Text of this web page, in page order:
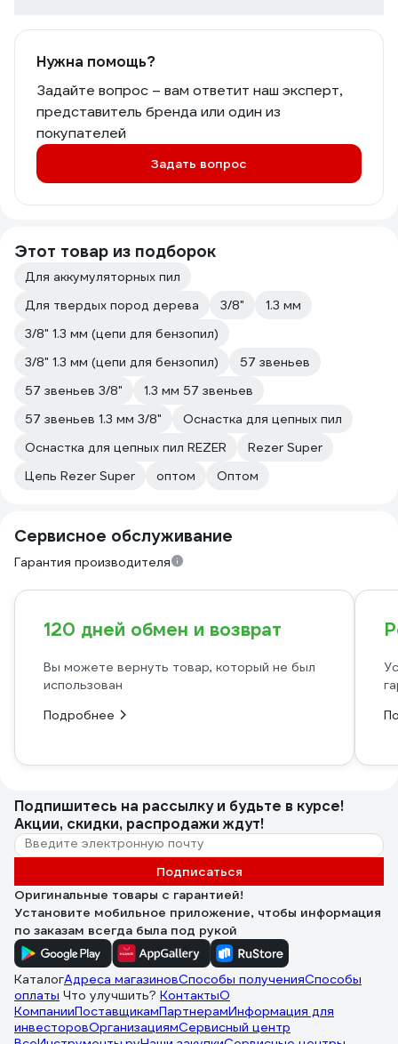
Нужна помощь?
Задайте вопрос – вам ответит наш эксперт,
представитель бренда или один из
покупателей
Задать вопрос
Этот товар из подборок
Для аккумуляторных пил
Для твердых пород дерева
3/8"
1.3 мм
3/8" 1.3 мм (цепи для бензопил)
3/8" 1.3 мм (цепи для бензопил)
57 звеньев
57 звеньев 3/8"
1.3 мм 57 звеньев
57 звеньев 1.3 мм 3/8"
Оснастка для цепных пил
Оснастка для цепных пил REZER
Rezer Super
Цепь Rezer Super
оптом Оптом
Сервисное обслуживание
Гарантия производителя
120 дней обмен и возврат
Вы можете вернуть товар, который не был
использован
Подробнее
Подпишитесь на рассылкуи будьте в курсе!
Акции, скидки, распродажи ждут!
Подписаться
Оригинальные товары с гарантией!
Установите мобильное приложение, чтобы информация
по заказам всегда была под рукой
КаталогАдреса магазиновСпособы полученияСпособы
оплаты Что улучшить? КонтактыО
КомпанииПоставщикамПартнерамИнформация для
инвесторовОрганизациямСервисный центр